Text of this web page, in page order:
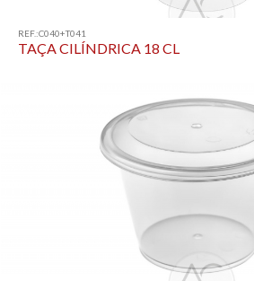
REF.:C040+T041
TAÇA CILÍNDRICA 18 CL